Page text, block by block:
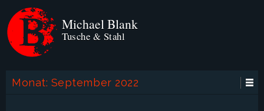
Michael Blank
Tusche & Stahl
Monat: September 2022